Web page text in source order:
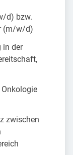
d) bzw.
(m/w/d)
in der
zwischen